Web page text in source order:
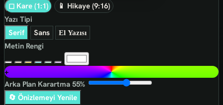
◻ Kare (1:1)
📱 Hikaye (9:16)
Yazı Tipi
Serif
Sans El Yazısı
Metin Rengi
+
Arka Plan Karartma 55%
🔄 Önizlemeyi Yenile